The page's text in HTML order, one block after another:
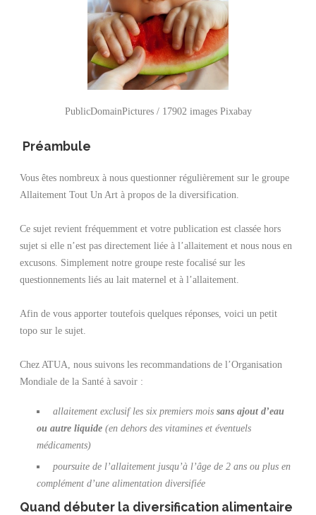
PublicDomainPictures / 17902 imagesPixabay
Préambule
Vous êtes nombreux à nous questionner régulièrement sur le groupe
Allaitement Tout Un Art à propos de la diversification.
Ce sujet revient fréquemment et votre publication est classée hors
sujet si elle n’est pas directement liée à l’allaitement et nous nous en
excusons. Simplement notre groupe reste focalisé sur les
questionnements liés au lait maternel et à l’allaitement.
Afin de vous apporter toutefois quelques réponses, voici un petit
topo sur le sujet.
Chez ATUA, nous suivons les recommandations de l’Organisation
Mondiale de la Santé à savoir :
allaitement exclusif les six premiers moissans ajout d’eau
ou autre liquide (en dehors des vitamines et éventuels
médicaments)
poursuite de l’allaitement jusqu’à l’âge de 2 ans ou plus en
complément d’une alimentation diversifiée
Quand débuter la diversification alimentaire